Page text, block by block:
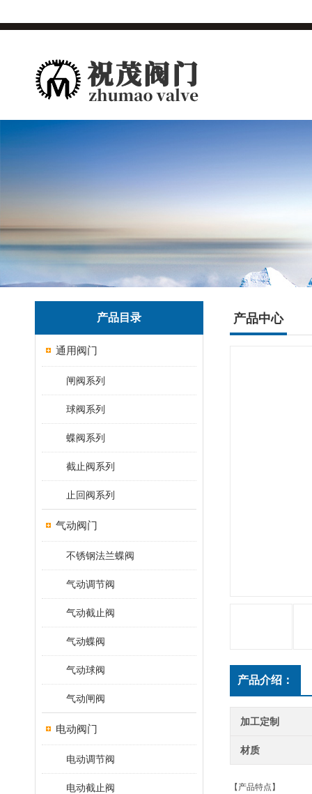
产品目录
通用阀门
闸阀系列
球阀系列
蝶阀系列
截止阀系列
止回阀系列
气动阀门
不锈钢法兰蝶阀
气动调节阀
气动截止阀
气动蝶阀
气动球阀
气动闸阀
电动阀门
电动调节阀
电动截止阀
产品中心
产品介绍：
加工定制
材质
【产品特点】